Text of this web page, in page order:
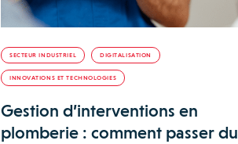
SECTEUR INDUSTRIEL DIGITALISATION
INNOVATIONS ET TECHNOLOGIES
Gestion d’interventions en
plomberie : comment passer du